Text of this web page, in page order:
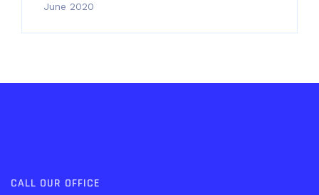
June 2020
CALL OUR OFFICE